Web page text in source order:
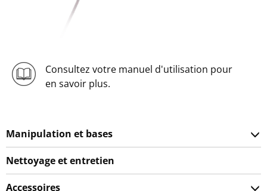
Consultez votre manuel d'utilisation pour
en savoir plus.
Manipulation et bases
Nettoyage et entretien
Accessoires